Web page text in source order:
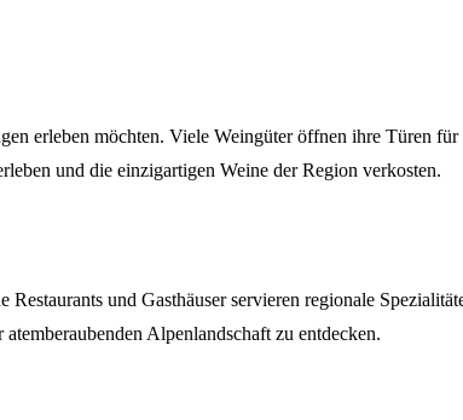
erleben möchten. Viele Weingüter öffnen ihre Türen
und die einzigartigen Weine der Region verkosten.
und Gasthäuser servieren regionale
atemberaubenden Alpenlandschaft zu entdecken.